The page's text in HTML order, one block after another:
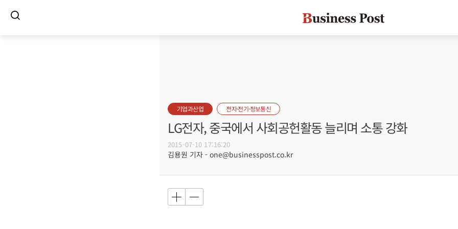
기업과산업 전자·전기·정보통신
LG전자, 중국에서 사회공헌활동 늘리며 소통 강화
2015-07-10 17:16:20
김용원 기자 - one@businesspost.co.kr